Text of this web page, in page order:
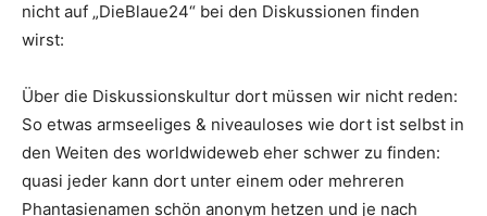
nicht auf „DieBlaue24“ bei den Diskussionen finden
wirst:
Über die Diskussionskultur dort müssen wir nicht reden:
So etwas armseeliges & niveauloses wie dort ist selbst in
den Weiten des worldwideweb eher schwer zu finden:
quasi jeder kann dort unter einem oder mehreren
Phantasienamen schön anonym hetzen und je nach